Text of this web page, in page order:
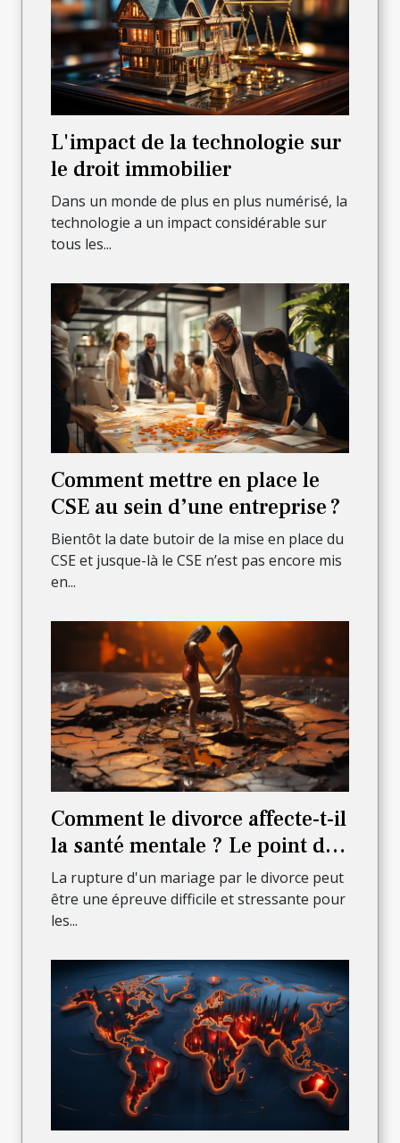
L'impact de la technologie sur
le droit immobilier
Dans un monde de plus en plus numérisé, la
technologie a un impact considérable sur
tous les...
Comment mettre en place le
CSE au sein d’une entreprise ?
Bientôt la date butoir de la mise en place du
CSE et jusque-là le CSE n’est pas encore mis
en...
Comment le divorce affecte-t-il
la santé mentale ? Le point de
vue d'un avocat
La rupture d'un mariage par le divorce peut
être une épreuve difficile et stressante pour
les...